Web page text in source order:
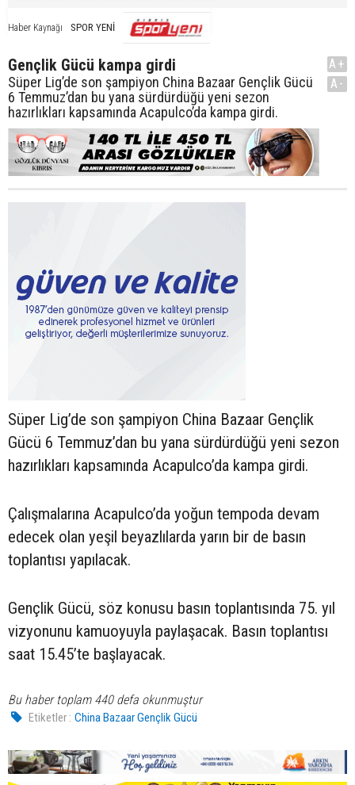
Haber Kaynağı SPOR YENİ
Gençlik Gücü kampa girdi
Süper Lig’de son şampiyon China Bazaar Gençlik Gücü
6 Temmuz’dan bu yana sürdürdüğü yeni sezon
hazırlıkları kapsamında Acapulco’da kampa girdi.
A+
A-
Süper Lig’de son şampiyon China Bazaar Gençlik
Gücü 6 Temmuz’dan bu yana sürdürdüğü yeni sezon
hazırlıkları kapsamında Acapulco’da kampa girdi.
Çalışmalarına Acapulco’da yoğun tempoda devam
edecek olan yeşil beyazlılarda yarın bir de basın
toplantısı yapılacak.
Gençlik Gücü, söz konusu basın toplantısında 75. yıl
vizyonunu kamuoyuyla paylaşacak. Basın toplantısı
saat 15.45’te başlayacak.
Bu haber toplam 440 defa okunmuştur
Etiketler : China Bazaar Gençlik Gücü